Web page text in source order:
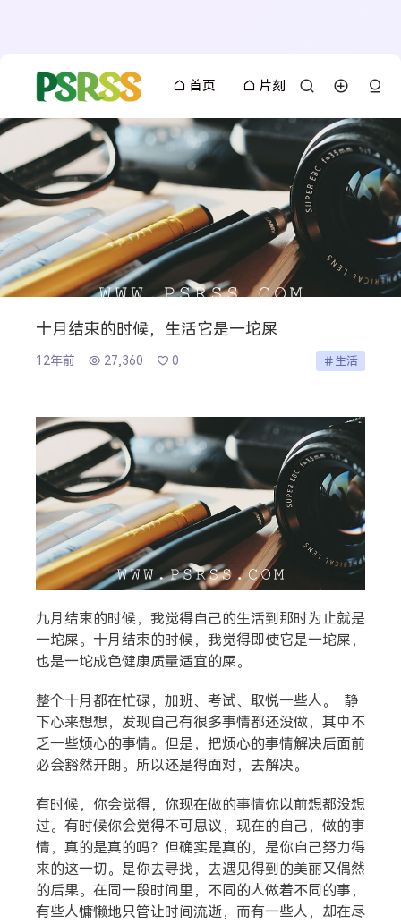
首页 片刻
搜索
热门分类
生活 音乐 微博 故事 杂志
摄影
十月结束的时候，生活它是一坨屎
12年前 27,360 0 生活
九月结束的时候，我觉得自己的生活到那时为止就是
一坨屎。十月结束的时候，我觉得即使它是一坨屎，
也是一坨成色健康质量适宜的屎。
整个十月都在忙碌，加班、考试、取悦一些人。 静
下心来想想，发现自己有很多事情都还没做，其中不
乏一些烦心的事情。但是，把烦心的事情解决后面前
必会豁然开朗。所以还是得面对，去解决。
有时候，你会觉得，你现在做的事情你以前想都没想
过。有时候你会觉得不可思议，现在的自己，做的事
情，真的是真的吗？但确实是真的，是你自己努力得
来的这一切。是你去寻找，去遇见得到的美丽又偶然
的后果。在同一段时间里，不同的人做着不同的事，
有些人慵懒地只管让时间流逝，而有一些人，却在尽